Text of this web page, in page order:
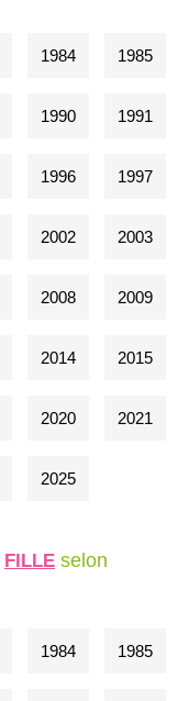
1984 1985
1990 1991
1996 1997
2002 2003
2008 2009
2014 2015
2020 2021
2025
FILLEselon
1984 1985